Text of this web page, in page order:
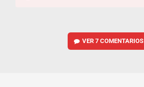
VER7 COMENTARIOS